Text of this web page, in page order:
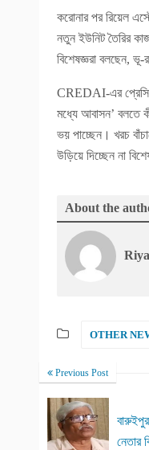
করোনার পর রিয়েল
নতুন ইউনিট তৈরির
বিশেষজ্ঞরা বলছেন,
CREDAI-এর
মধ্যে আবাসন’ বলতে
ভয় পাচ্ছেন। খরচ
উড়িয়ে দিচ্ছেন না
About the
OTHER
Previous Post
নেতার